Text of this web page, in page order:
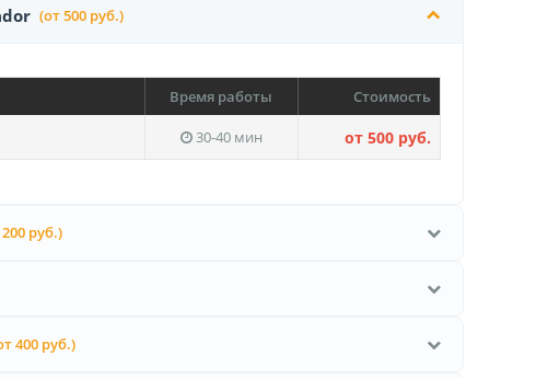
(от 500 руб.)
Время работы Стоимость
30-40 мин от 500 руб.
руб.)
400 руб.)